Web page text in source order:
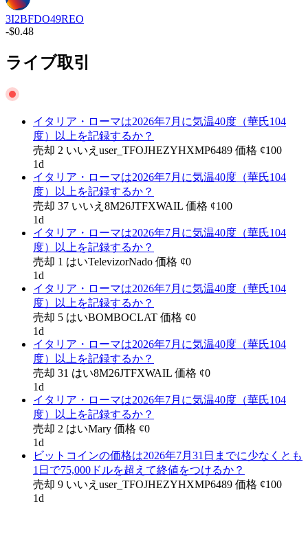
3I2BFDO49REO
-$0.48
ライブ取引
イタリア・ローマは2026年7月に気温40度（華氏104
度）以上を記録するか？
売却 2 いいえ user_TFOJHEZYHXMP6489 価格 ¢100
1d
イタリア・ローマは2026年7月に気温40度（華氏104
度）以上を記録するか？
売却 37 いいえ 8M26JTFXWAIL 価格 ¢100
1d
イタリア・ローマは2026年7月に気温40度（華氏104
度）以上を記録するか？
売却 1 はいTelevizorNado 価格 ¢0
1d
イタリア・ローマは2026年7月に気温40度（華氏104
度）以上を記録するか？
売却 5 はいBOMBOCLAT 価格 ¢0
1d
イタリア・ローマは2026年7月に気温40度（華氏104
度）以上を記録するか？
売却 31 はい8M26JTFXWAIL 価格 ¢0
1d
イタリア・ローマは2026年7月に気温40度（華氏104
度）以上を記録するか？
売却 2 はいMary 価格 ¢0
1d
ビットコインの価格は2026年7月31日までに少なくとも
1日で75,000ドルを超えて終値をつけるか？
売却 9 いいえ user_TFOJHEZYHXMP6489 価格 ¢100
1d